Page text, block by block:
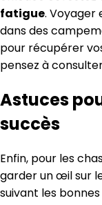
fatigue. Voyager
dans des
pour récupérer
pensez à
Astuces
succès
Enfin, pour les
garder un œil sur
suivant les